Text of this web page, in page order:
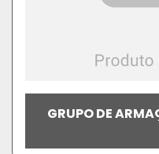
GRUPO DE